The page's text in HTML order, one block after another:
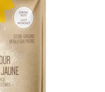
/ DÉTAILS